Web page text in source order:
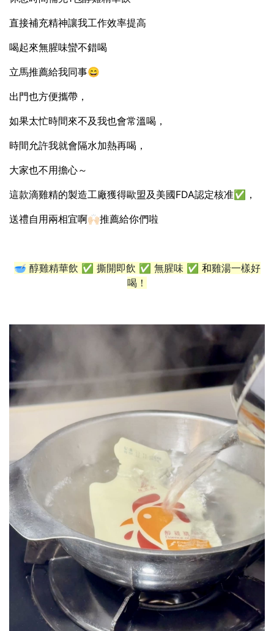
直接補充精神讓我工作效率提高
喝起來無腥味蠻不錯喝
立馬推薦給我同事😄
出門也方便攜帶，
如果太忙時間來不及我也會常溫喝，
時間允許我就會隔水加熱再喝，
大家也不用擔心～
這款滴雞精的製造工廠獲得歐盟及美國FDA認定核准✅，
送禮自用兩相宜啊🙌🏻推薦給你們啦
🥣 醇雞精華飲 ✅ 撕開即飲 ✅ 無腥味 ✅ 和雞湯一樣好
喝！